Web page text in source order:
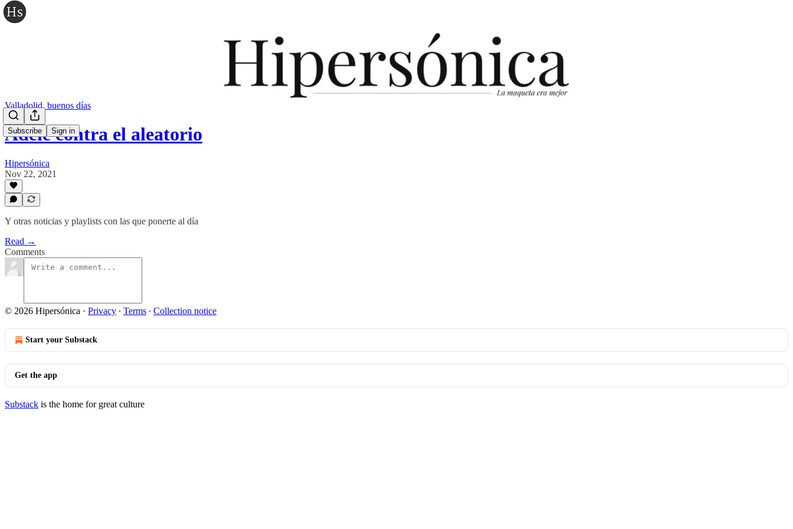
Subscribe Sign in
Valladolid, buenos días
Adele contra el aleatorio
Hipersónica
Nov 22, 2021
Y otras noticias y playlists con las que ponerte al día
Read →
Comments
© 2026 Hipersónica · Privacy ∙ Terms ∙ Collection notice
Start your Substack
Get the app
Substack is the home for great culture